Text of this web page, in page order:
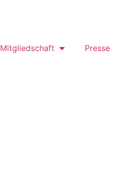
Mitgliedschaft Presse